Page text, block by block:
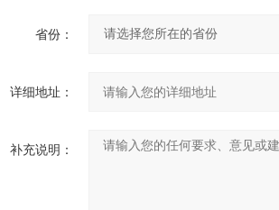
省份：
详细地址：
补充说明：